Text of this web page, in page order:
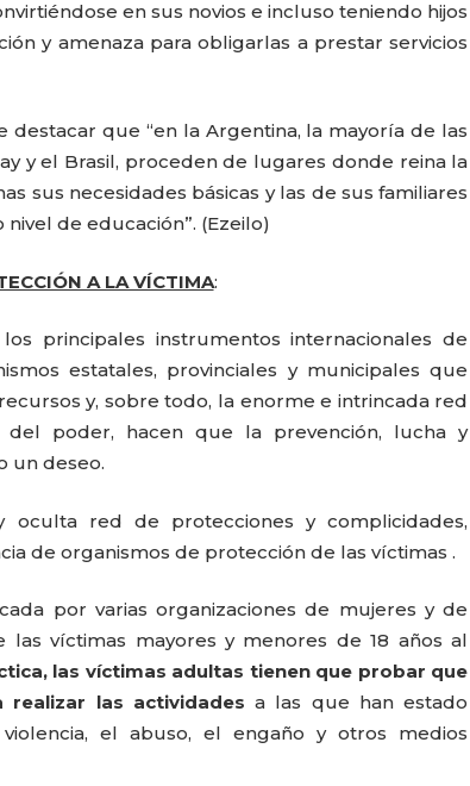
en sus novios e incluso teniendo hijos
y amenaza para obligarlas a prestar servicios
que “en la Argentina, la mayoría de las
y el Brasil, proceden de lugares donde reina la
sus necesidades básicas y las de sus familiares
de educación”. (Ezeilo)
A LA VÍCTIMA:
principales instrumentos internacionales de
estatales, provinciales y municipales que
y, sobre todo, la enorme e intrincada red
poder, hacen que la prevención, lucha y
un deseo.
oculta red de protecciones y complicidades,
de organismos de protección de las víctimas .
por varias organizaciones de mujeres y de
víctimas mayores y menores de 18 años al
las víctimas adultas tienen que probar que
realizar las actividades a las que han estado
el abuso, el engaño y otros medios